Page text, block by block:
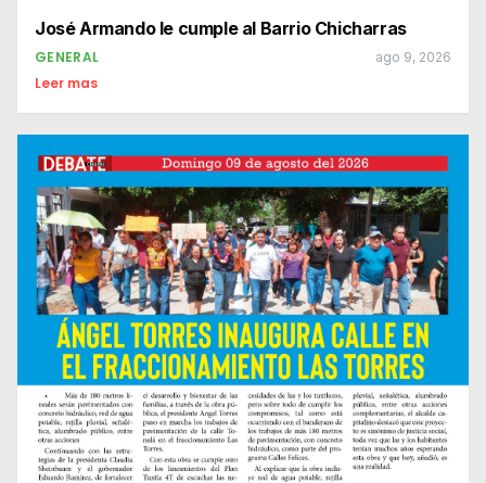
José Armando le cumple al Barrio Chicharras
GENERAL ago 9, 2026
Leer mas